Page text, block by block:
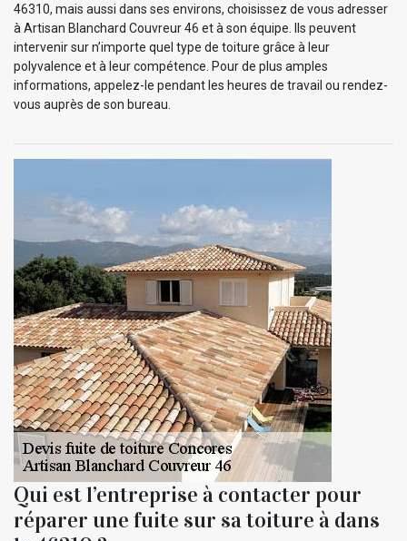
46310, mais aussi dans ses environs, choisissez de vous adresser
à Artisan Blanchard Couvreur 46 et à son équipe. Ils peuvent
intervenir sur n’importe quel type de toiture grâce à leur
polyvalence et à leur compétence. Pour de plus amples
informations, appelez-le pendant les heures de travail ou rendez-
vous auprès de son bureau.
Qui est l’entreprise à contacter pour
réparer une fuite sur sa toiture à dans